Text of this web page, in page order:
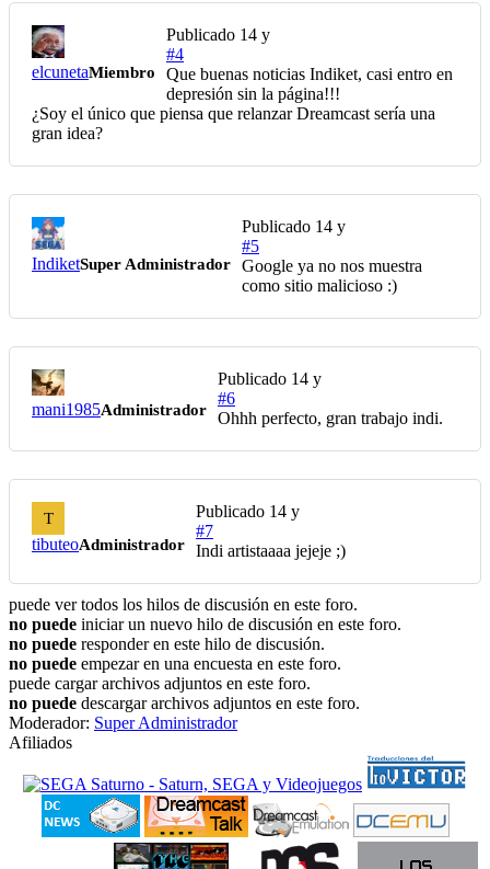
elcunetaMiembro
Publicado 14 y
#4
Que buenas noticias Indiket, casi entro en
depresión sin la página!!!
¿Soy el único que piensa que relanzar Dreamcast sería una
gran idea?
IndiketSuper Administrador
Publicado 14 y
#5
Google ya no nos muestra
como sitio malicioso :)
mani1985Administrador
Publicado 14 y
#6
Ohhh perfecto, gran trabajo indi.
T
tibuteoAdministrador
Publicado 14 y
#7
Indi artistaaaa jejeje ;)
puede ver todos los hilos de discusión en este foro.
no puede iniciar un nuevo hilo de discusión en este foro.
no puede responder en este hilo de discusión.
no puede empezar en una encuesta en este foro.
puede cargar archivos adjuntos en este foro.
no puede descargar archivos adjuntos en este foro.
Moderador: Super Administrador
Afiliados